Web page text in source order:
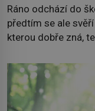
Ráno odchází do
předtím se ale
kterou dobře zná,
později je mrtvá.
osud? Dne 21.